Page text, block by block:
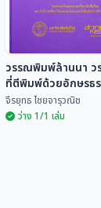
วรรณพิมพ์ล้านนา ว
ที่ตีพิมพ์ด้วยอักษรธร
60 เล่ม
จีรยุทธ ไชยจารุวณิช
ว่าง 1/1 เล่ม